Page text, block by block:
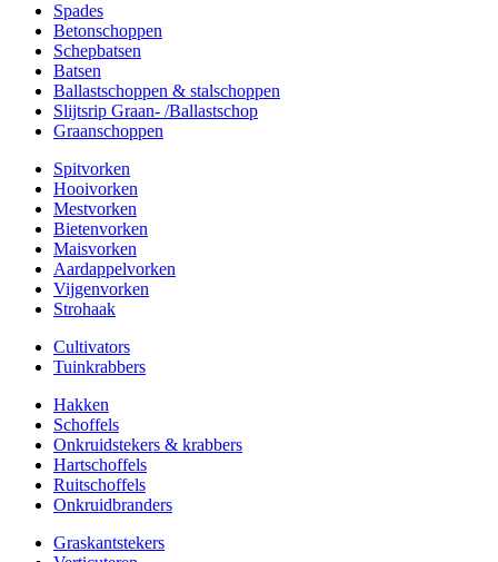
Spades
Betonschoppen
Schepbatsen
Batsen
Ballastschoppen & stalschoppen
Slijtsrip Graan- /Ballastschop
Graanschoppen
Spitvorken
Hooivorken
Mestvorken
Bietenvorken
Maisvorken
Aardappelvorken
Vijgenvorken
Strohaak
Cultivators
Tuinkrabbers
Hakken
Schoffels
Onkruidstekers & krabbers
Hartschoffels
Ruitschoffels
Onkruidbranders
Graskantstekers